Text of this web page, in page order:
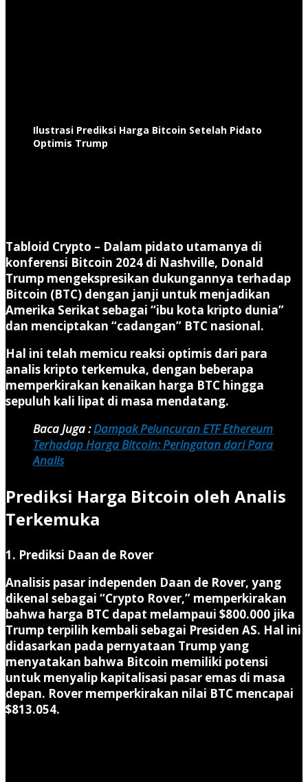
Ilustrasi Prediksi Harga Bitcoin Setelah Pidato
Optimis Trump
Tabloid Crypto – Dalam pidato utamanya di
konferensi Bitcoin 2024 di Nashville, Donald
Trump mengekspresikan dukungannya terhadap
Bitcoin (BTC) dengan janji untuk menjadikan
Amerika Serikat sebagai “ibu kota kripto dunia”
dan menciptakan “cadangan” BTC nasional.
Hal ini telah memicu reaksi optimis dari para
analis kripto terkemuka, dengan beberapa
memperkirakan kenaikan harga BTC hingga
sepuluh kali lipat di masa mendatang.
Baca Juga :Dampak Peluncuran ETF Ethereum
Terhadap Harga Bitcoin: Peringatan dari Para
Analis
Prediksi Harga Bitcoin oleh Analis
Terkemuka
1. Prediksi Daan de Rover
Analisis pasar independen Daan de Rover, yang
dikenal sebagai “Crypto Rover,” memperkirakan
bahwa harga BTC dapat melampaui $800.000 jika
Trump terpilih kembali sebagai Presiden AS. Hal ini
didasarkan pada pernyataan Trump yang
menyatakan bahwa Bitcoin memiliki potensi
untuk menyalip kapitalisasi pasar emas di masa
depan. Rover memperkirakan nilai BTC mencapai
$813.054.